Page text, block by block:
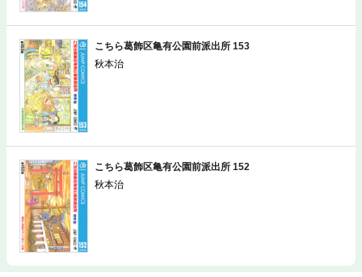
こちら葛飾区亀有公園前派出所 153
秋本治
こちら葛飾区亀有公園前派出所 152
秋本治